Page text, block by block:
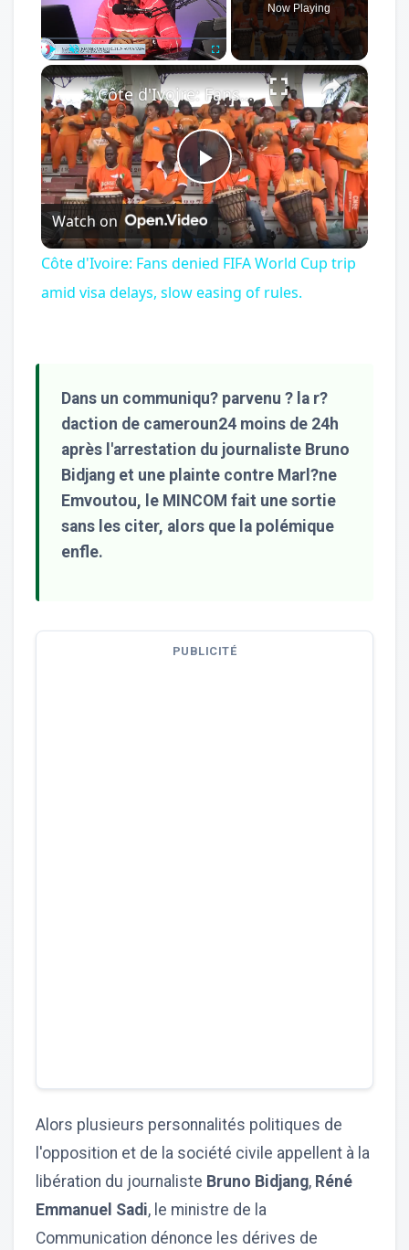
Now Playing
×
Play
Video
Côte d'Ivoire: Fans denied FIFA World Cup trip amid visa delays, slow easing of rules.
Watch on
Côte d'Ivoire: Fans denied FIFA World Cup trip
amid visa delays, slow easing of rules.
Dans un communiqu? parvenu ? la r?
daction de cameroun24 moins de 24h
après l'arrestation du journaliste Bruno
Bidjang et une plainte contre Marl?ne
Emvoutou, le MINCOM fait une sortie
sans les citer, alors que la polémique
enfle.
PUBLICITÉ
Alors plusieurs personnalités politiques de
l'opposition et de la société civile appellent à la
libération du journaliste Bruno Bidjang, Réné
Emmanuel Sadi, le ministre de la
Communication dénonce les dérives de